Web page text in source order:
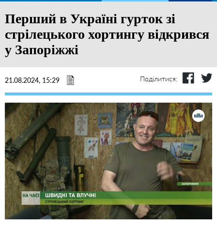
Перший в Україні гурток зі
стрілецького хортингу відкрився
у Запоріжжі
21.08.2024, 15:29 Поділитися: